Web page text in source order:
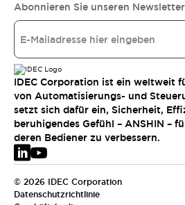
Abonnieren Sie unseren
IDEC Corporation ist ein weltweit
von Automatisierungs- und
setzt sich dafür ein, Sicherheit,
beruhigendes Gefühl – ANSHIN –
deren Bediener zu verbessern.
© 2026 IDEC Corporation
Datenschutzrichtlinie